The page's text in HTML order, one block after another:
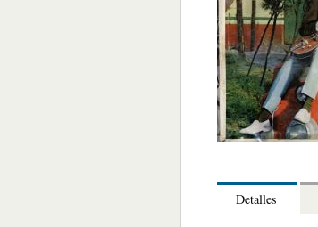
Detalles